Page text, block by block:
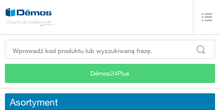
Démos24Plus
Asortyment